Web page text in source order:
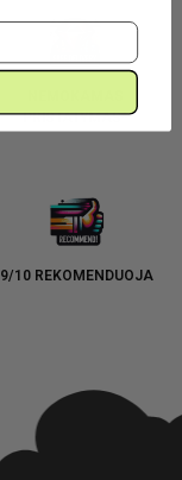
PRISTATYMAS*
9/10 REKOMENDUOJA